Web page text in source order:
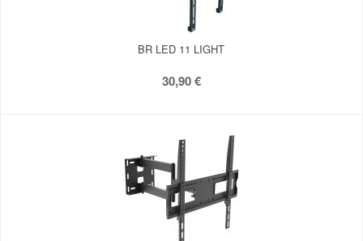
BR LED 11 LIGHT
30,90 €